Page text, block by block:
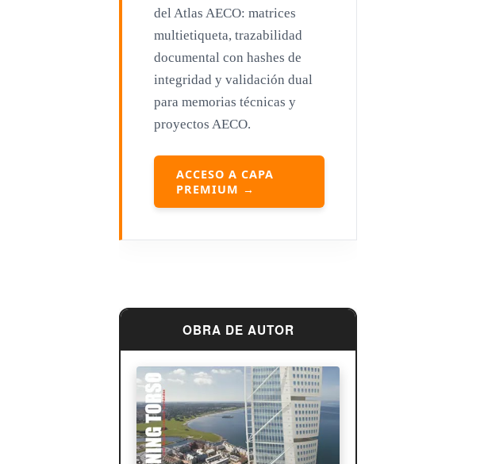
Le Corbusier
William Pereira
Frank Lloyd Wright
Louis Sullivan
Miguel Ángel Buonarroti
del Atlas AECO: matrices
multietiqueta, trazabilidad
documental con hashes de
integridad y validación dual
para memorias técnicas y
proyectos AECO.
ACCESO A CAPA
PREMIUM →
OBRA DE AUTOR